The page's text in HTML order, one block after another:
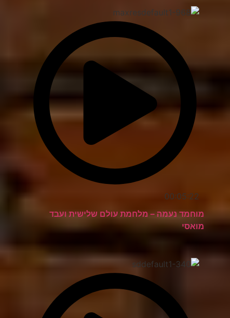
00:05:22
מוחמד נעמה – מלחמת עולם שלישית ועבד